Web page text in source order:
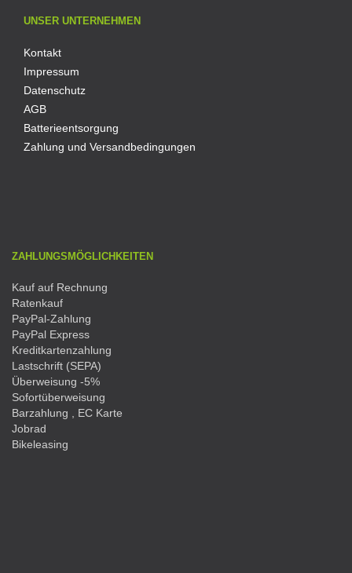
UNSER UNTERNEHMEN
Kontakt
Impressum
Datenschutz
AGB
Batterieentsorgung
Zahlung und Versandbedingungen
ZAHLUNGSMÖGLICHKEITEN
Kauf auf Rechnung
Ratenkauf
PayPal-Zahlung
PayPal Express
Kreditkartenzahlung
Lastschrift (SEPA)
Überweisung -5%
Sofortüberweisung
Barzahlung , EC Karte
Jobrad
Bikeleasing